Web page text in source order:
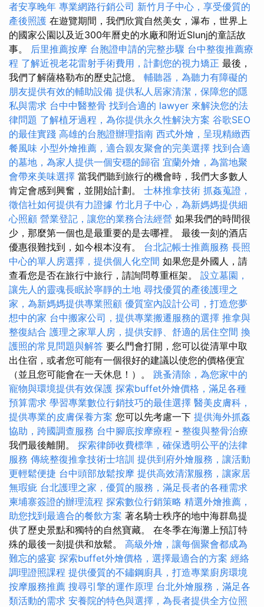
者安享晚年 專業網路行銷公司 新竹月子中心，享受優質的
產後照護 在遊覽期間，我們欣賞自然美女，瀑布，世界上
的國家公園以及近300年曆史的水廠和附近Slunj的童話故
事。 后里推薦按摩 台胞證申請的完整步驟 台中整復推薦療
程 了解近視老花雷射手術費用，計劃您的視力矯正 最後，
我們了解薩格勒布的歷史記憶。 輔聽器，為聽力有障礙的
朋友提供有效的輔助設備 提供私人居家清潔，保障您的隱
私與需求 台中中醫整骨 找到合適的 lawyer 來解決您的法
律問題 了解植牙過程，為你提供永久性解決方案 谷歌SEO
的最佳實踐 高雄的台胞證辦理指南 西式外燴，呈現精緻西
餐風味 小型外燴推薦，適合親友聚會的完美選擇 找到合適
的墓地，為家人提供一個安穩的歸宿 宜蘭外燴，為當地聚
會帶來美味選擇 當我們聽到旅行的機會時，我們大多數人
肯定會感到興奮，並開始計劃。 士林推拿技術 抓姦蒐證，
徵信社如何提供有力證據 竹北月子中心，為新媽媽提供細
心照顧 營業登記，讓您的業務合法經營 如果我們的時間很
少，那麼第一個也是最重要的是去哪裡。 最後一刻的酒店
優惠很難找到，如今根本沒有。 台北記帳士推薦服務 長照
中心的單人房選擇，提供個人化空間 如果您是外國人，請
查看您是否在旅行中旅行，請詢問尊重框架。 設立墓園，
讓先人的靈魂長眠於寧靜的土地 尋找優質的產後護理之
家，為新媽媽提供專業照顧 優質室內設計公司，打造您夢
想中的家 台中搬家公司，提供專業搬遷服務的選擇 推拿與
整復結合 護理之家單人房，提供安靜、舒適的居住空間 換
護照的常見問題與解答 要么門會打開，您可以從清單中取
出住宿，或者您可能有一個很好的建議以使您的價格便宜
（並且您可能會在一天休息！）。 跳蚤清除，為您家中的
寵物與環境提供有效保護 探索buffet外燴價格，滿足各種
預算需求 學習專業數位行銷技巧的最佳選擇 醫美皮膚科，
提供專業的皮膚保養方案 您可以先考慮一下 提供海外抓姦
協助，跨國調查服務 台中腳底按摩療程 - 整復與整骨治療
我們最後離開。 探索律師收費標準，確保透明公平的法律
服務 傳統整復推拿技術士培訓 提供到府外燴服務，讓活動
更輕鬆便捷 台中頭部放鬆按摩 提供高效清潔服務，讓家居
無瑕疵 台北護理之家，優質的服務，滿足長者的各種需求
柬埔寨簽證的辦理流程 探索數位行銷策略 精選外燴推薦，
助您找到最適合的餐飲方案 著名騎士秩序的地中海群島提
供了歷史景點和獨特的自然寶藏。 在冬季在海灘上預訂特
殊的最後一刻提供和放鬆。 高級外燴，讓每個聚會都成為
難忘的盛宴 探索buffet外燴價格，選擇最適合的方案 經絡
調理證照課程 提供優質的不鏽鋼廚具，打造專業廚房環境
按摩服務推薦 搜尋引擎的運作原理 台北外燴服務，滿足各
類活動的需求 安養院的特色與選擇，為長者提供全方位照